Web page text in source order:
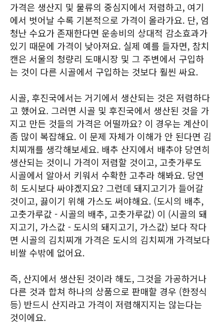
가격은 생산지 및 물류의 중심지에서 저렴하고, 여기
에서 벗어날 수록 기본적으로 가격이 올라가요. 단, 엄
청난 수요가 존재한다면 운송비의 상대적 감소효과가
있기 때문에 가격이 낮아져요. 실제 예를 들자면, 참치
캔은 서울의 청량리 도매시장 및 그 주변에서 구입하
는 것이 다른 시골에서 구입하는 것보다 훨씬 싸요.
시골, 후진국에서는 거기에서 생산되는 것은 저렴하다
고 했어요. 그러면 시골 및 후진국에서 생산된 것을 가
지고 만든 것들의 가격은 어떨까요? 이 경우는 계산이
좀 많이 복잡해요. 이 문제 자체가 이해가 안 된다면 김
치찌개를 생각해보세요. 배추 산지에서 배추야 당연히
생산되는 것이니 가격이 저렴할 것이고, 고춧가루도
시골에서 알아서 키워서 수확한 고추라 해봐요. 당연
히 도시보다 싸야겠지요? 그런데 돼지고기가 들어갈
것이고, 끓이기 위해 가스도 써야해요. (도시의 배추,
고춧가루값 - 시골의 배추, 고춧가루값) 이 (시골의 돼
지고기, 가스값 - 도시의 돼지고기, 가스값) 보다 작다
면 시골의 김치찌개 가격은 도시의 김치찌개 가격보다
비쌀 수밖에 없어요.
즉, 산지에서 생산된 것이라 해도, 그것을 가공하거나
다른 것과 합쳐 하나의 상품으로 판매할 경우 (한정식
등) 반드시 산지라고 가격이 저렴해지지는 않는다는
것이에요.